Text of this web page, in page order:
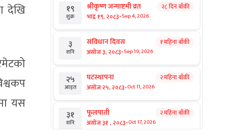
देखि
यस
१९
शुक्र
श्रीकृष्ण जन्माष्टमी व्रत
भाद्र १९, २०८३-Sep 4, 2026
२८ दिन बाँकी
३
शनि
संविधान दिवस
असोज ३, २०८३-Sep 19, 2026
१ महिना बाँकी
२५
आइत
घटस्थापना
असोज २५, २०८३-Oct 11, 2026
२ महिना बाँकी
३१
शनि
फूलपाती
असोज ३१ , २०८३-Oct 17, 2026
२ महिना बाँकी